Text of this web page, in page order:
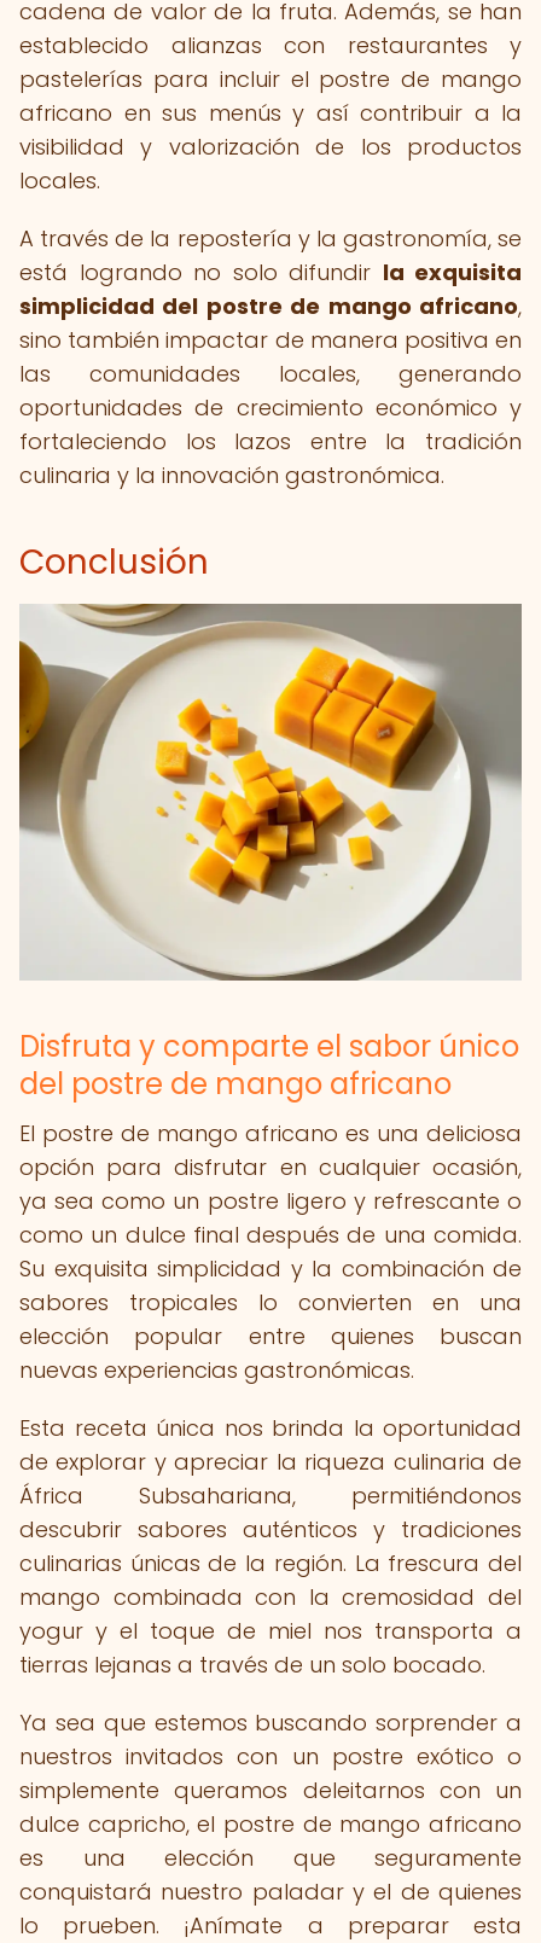
cadena de valor de la fruta. Además, se han
establecido alianzas con restaurantes y
pastelerías para incluir el postre de mango
africano en sus menús y así contribuir a la
visibilidad y valorización de los productos
locales.
A través de la repostería y la gastronomía, se
está logrando no solo difundir la exquisita
simplicidad del postre de mango africano,
sino también impactar de manera positiva en
las comunidades locales, generando
oportunidades de crecimiento económico y
fortaleciendo los lazos entre la tradición
culinaria y la innovación gastronómica.
Conclusión
Disfruta y comparte el sabor único
del postre de mango africano
El postre de mango africano es una deliciosa
opción para disfrutar en cualquier ocasión,
ya sea como un postre ligero y refrescante o
como un dulce final después de una comida.
Su exquisita simplicidad y la combinación de
sabores tropicales lo convierten en una
elección popular entre quienes buscan
nuevas experiencias gastronómicas.
Esta receta única nos brinda la oportunidad
de explorar y apreciar la riqueza culinaria de
África Subsahariana, permitiéndonos
descubrir sabores auténticos y tradiciones
culinarias únicas de la región. La frescura del
mango combinada con la cremosidad del
yogur y el toque de miel nos transporta a
tierras lejanas a través de un solo bocado.
Ya sea que estemos buscando sorprender a
nuestros invitados con un postre exótico o
simplemente queramos deleitarnos con un
dulce capricho, el postre de mango africano
es una elección que seguramente
conquistará nuestro paladar y el de quienes
lo prueben. ¡Anímate a preparar esta